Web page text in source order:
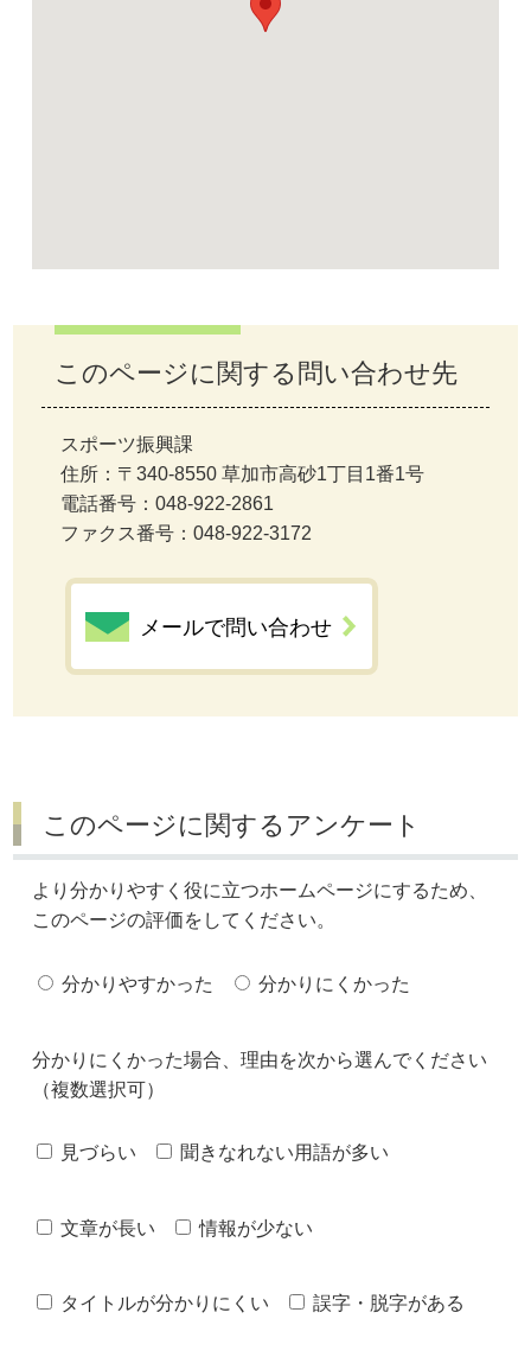
このページに関する問い合わせ先
スポーツ振興課
住所：〒340-8550 草加市高砂1丁目1番1号
電話番号：048-922-2861
ファクス番号：048-922-3172
メールで問い合わせ
このページに関するアンケート
より分かりやすく役に立つホームページにするため、
このページの評価をしてください。
分かりやすかった 分かりにくかった
分かりにくかった場合、理由を次から選んでください
（複数選択可）
見づらい 聞きなれない用語が多い
文章が長い 情報が少ない
タイトルが分かりにくい 誤字・脱字がある